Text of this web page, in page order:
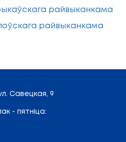
райвыканкама
райвыканкама
Савецкая, 9
- пятніца: